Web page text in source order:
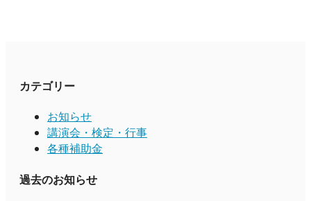
カテゴリー
お知らせ
講演会・検定・行事
各種補助金
過去のお知らせ